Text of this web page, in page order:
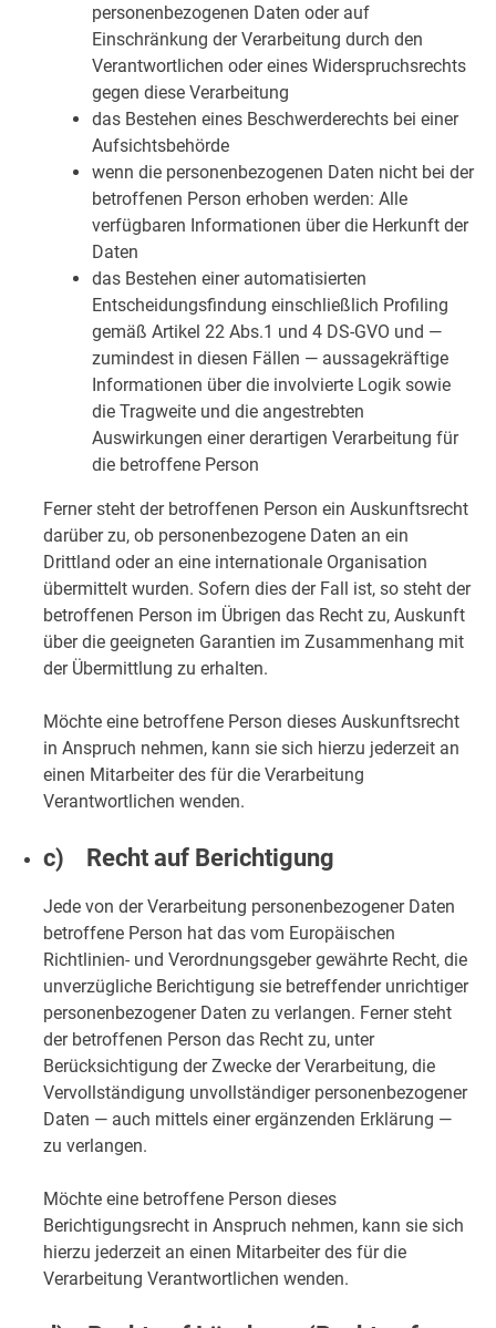
personenbezogenen Daten oder auf
Einschränkung der Verarbeitung durch den
Verantwortlichen oder eines Widerspruchsrechts
gegen diese Verarbeitung
das Bestehen eines Beschwerderechts bei einer
Aufsichtsbehörde
wenn die personenbezogenen Daten nicht bei der
betroffenen Person erhoben werden: Alle
verfügbaren Informationen über die Herkunft der
Daten
das Bestehen einer automatisierten
Entscheidungsfindung einschließlich Profiling
gemäß Artikel 22 Abs.1 und 4 DS-GVO und —
zumindest in diesen Fällen — aussagekräftige
Informationen über die involvierte Logik sowie
die Tragweite und die angestrebten
Auswirkungen einer derartigen Verarbeitung für
die betroffene Person
Ferner steht der betroffenen Person ein Auskunftsrecht
darüber zu, ob personenbezogene Daten an ein
Drittland oder an eine internationale Organisation
übermittelt wurden. Sofern dies der Fall ist, so steht der
betroffenen Person im Übrigen das Recht zu, Auskunft
über die geeigneten Garantien im Zusammenhang mit
der Übermittlung zu erhalten.
Möchte eine betroffene Person dieses Auskunftsrecht
in Anspruch nehmen, kann sie sich hierzu jederzeit an
einen Mitarbeiter des für die Verarbeitung
Verantwortlichen wenden.
c) Recht auf Berichtigung
Jede von der Verarbeitung personenbezogener Daten
betroffene Person hat das vom Europäischen
Richtlinien- und Verordnungsgeber gewährte Recht, die
unverzügliche Berichtigung sie betreffender unrichtiger
personenbezogener Daten zu verlangen. Ferner steht
der betroffenen Person das Recht zu, unter
Berücksichtigung der Zwecke der Verarbeitung, die
Vervollständigung unvollständiger personenbezogener
Daten — auch mittels einer ergänzenden Erklärung —
zu verlangen.
Möchte eine betroffene Person dieses
Berichtigungsrecht in Anspruch nehmen, kann sie sich
hierzu jederzeit an einen Mitarbeiter des für die
Verarbeitung Verantwortlichen wenden.